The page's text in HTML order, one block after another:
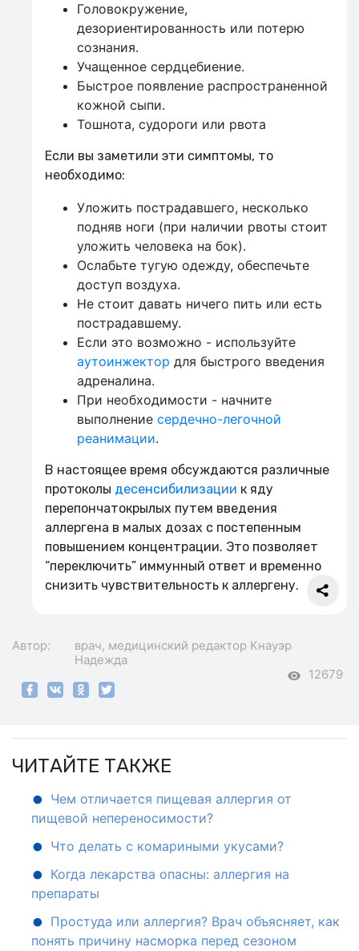
Головокружение,
дезориентированность или потерю
сознания.
Учащенное сердцебиение.
Быстрое появление распространенной
кожной сыпи.
Тошнота, судороги или рвота
Если вы заметили эти симптомы, то
необходимо:
Уложить пострадавшего, несколько
подняв ноги (при наличии рвоты стоит
уложить человека на бок).
Ослабьте тугую одежду, обеспечьте
доступ воздуха.
Не стоит давать ничего пить или есть
пострадавшему.
Если это возможно - используйте
аутоинжектор для быстрого введения
адреналина.
При необходимости - начните
выполнение сердечно-легочной
реанимации.
В настоящее время обсуждаются различные
протоколы десенсибилизации к яду
перепончатокрылых путем введения
аллергена в малых дозах с постепенным
повышением концентрации. Это позволяет
“переключить” иммунный ответ и временно
снизить чувствительность к аллергену.
Автор: врач, медицинский редактор Кнауэр
Надежда
12679
ЧИТАЙТЕ ТАКЖЕ
Чем отличается пищевая аллергия от
пищевой непереносимости?
Что делать с комариными укусами?
Когда лекарства опасны: аллергия на
препараты
Простуда или аллергия? Врач объясняет, как
понять причину насморка перед сезоном